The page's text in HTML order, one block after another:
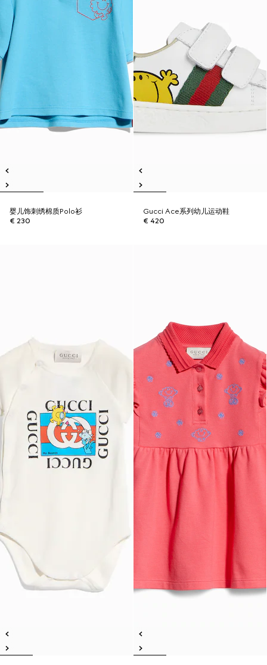
婴儿饰刺绣棉质Polo衫
€ 230
Gucci Ace系列幼儿运动鞋
€ 420